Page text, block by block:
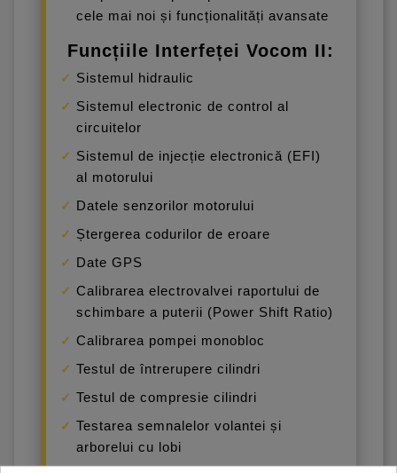
cele mai noi și funcționalități avansate
Funcțiile Interfeței Vocom II:
Sistemul hidraulic
Sistemul electronic de control al
circuitelor
Sistemul de injecție electronică (EFI)
al motorului
Datele senzorilor motorului
Ștergerea codurilor de eroare
Date GPS
Calibrarea electrovalvei raportului de
schimbare a puterii (Power Shift Ratio)
Calibrarea pompei monobloc
Testul de întrerupere cilindri
Testul de compresie cilindri
Testarea semnalelor volantei și
arborelui cu lobi